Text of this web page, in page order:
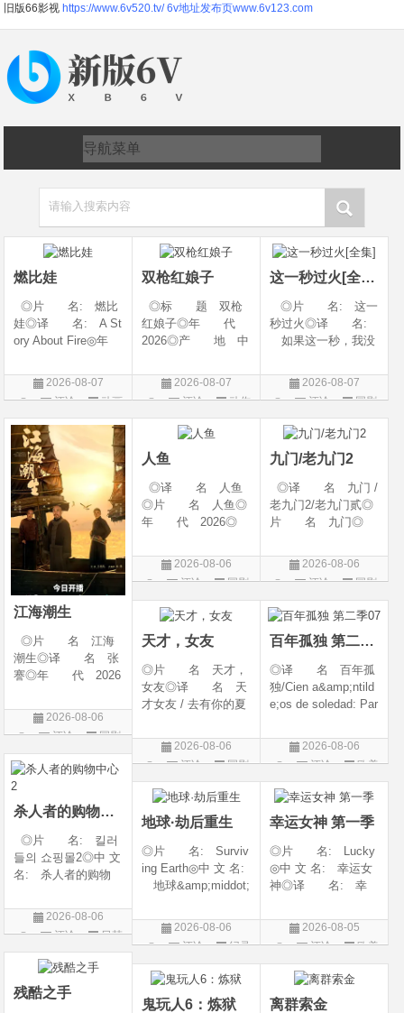
旧版66影视 https://www.6v520.tv/ 6v地址发布页www.6v123.com
请输入搜索内容
燃比娃
◎片 名: 燃比
娃◎译 名: A St
ory About Fire◎年
地: 中国大陆◎
类 别: 动画 / 奇
汉语普通话◎上映
日期: 202
2026-08-07
评论
动画
片
双枪红娘子
◎标 题 双枪
红娘子◎年 代
2026◎产 地 中
剧情 / 动作 / 战争◎
上映日期 2026-08-
链接 https://movie.
douban.com/s
2026-08-07
评论
动作
片
这一秒过火[全集]
◎片 名: 这一
秒过火◎译 名:
如果这一秒，我没
年 代: 2026◎
产 地: 中国大
情 / 爱情◎语 言:
汉语普通话◎上映
2026-08-07
评论
国剧
江海潮生
◎片 名 江海
潮生◎译 名 张
謇◎年 代 2026
陆◎类 别 传记
/ 历史 / 古装◎语
上映日期 2026-07-
20(中国大陆)◎
2026-08-06
评论
国剧
人鱼
◎译 名 人鱼
◎片 名 人鱼◎
年 代 2026◎
◎类 别 剧情 /
悬疑◎语 言 汉
期 2026-08-04(中国
大陆)◎IMDb链接 t
2026-08-06
评论
国剧
九门/老九门2
◎译 名 九门 /
老九门2/老九门贰◎
片 名 九门◎
产 地 中国大陆
◎类 别 剧情 /
言 汉语普通话◎上
映日期 2026-07
2026-08-06
评论
国剧
天才，女友
◎片 名 天才，
女友◎译 名 天
才女友 / 去有你的夏
年 代 2026◎
产 地 中国大陆
爱情◎语 言 汉
语普通话◎上映日期
2026-08-06
评论
国剧
百年孤独 第二季07
◎译 名 百年孤
独/Cien a&amp;ntild
e;os de soledad: Par
ears of Solitude/One
Hundred Years of So
寂/百年孤寂：第一
部(台)/百年孤
2026-08-06
评论
欧美
剧
杀人者的购物中心2
◎片 名: 킬러
들의 쇼핑몰2◎中 文
名: 杀人者的购物
A Shop for Killers S
2 / A Shop for Killers
代: 2026◎产
地: 韩国
2026-08-06
评论
日韩
剧
地球·劫后重生
◎片 名: Surviv
ing Earth◎中 文 名:
地球&amp;middot;
名: 幸存地球◎
年 代: 2026◎
类 别: 纪录片
◎语 言: 英语
◎上映
2026-08-06
评论
纪录
片
幸运女神 第一季
◎片 名: Lucky
◎中 文 名: 幸运女
神◎译 名: 幸
6◎产 地: 美国
◎类 别: 剧情 /
英语◎上映日期: 2
026-07-15(美国)
2026-08-05
评论
欧美
剧
残酷之手
鬼玩人6：炼狱 离群索金